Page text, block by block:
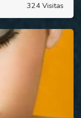
324 Visitas